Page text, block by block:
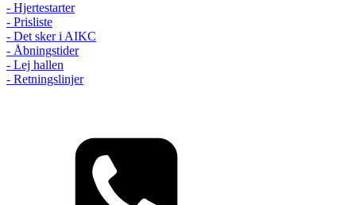
- Hjertestarter
- Prisliste
- Det sker i AIKC
- Åbningstider
- Lej hallen
- Retningslinjer